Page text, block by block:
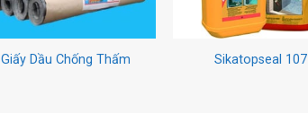
Giấy Dầu Chống Thấm Sikatopseal 107